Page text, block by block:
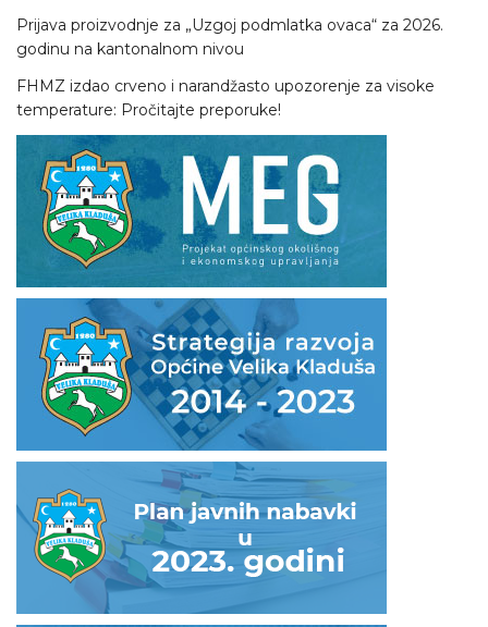
Prijava proizvodnje za „Uzgoj podmlatka ovaca“ za 2026.
godinu na kantonalnom nivou
FHMZ izdao crveno i narandžasto upozorenje za visoke
temperature: Pročitajte preporuke!